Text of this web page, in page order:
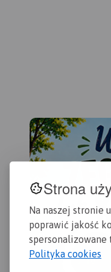
Strona
Na naszej stronie
poprawić jakość
spersonalizowane
Polityka cookies